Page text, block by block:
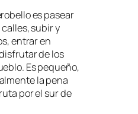
es pasear
subir y
entrar en
de los
Es pequeño,
la pena
por el sur de